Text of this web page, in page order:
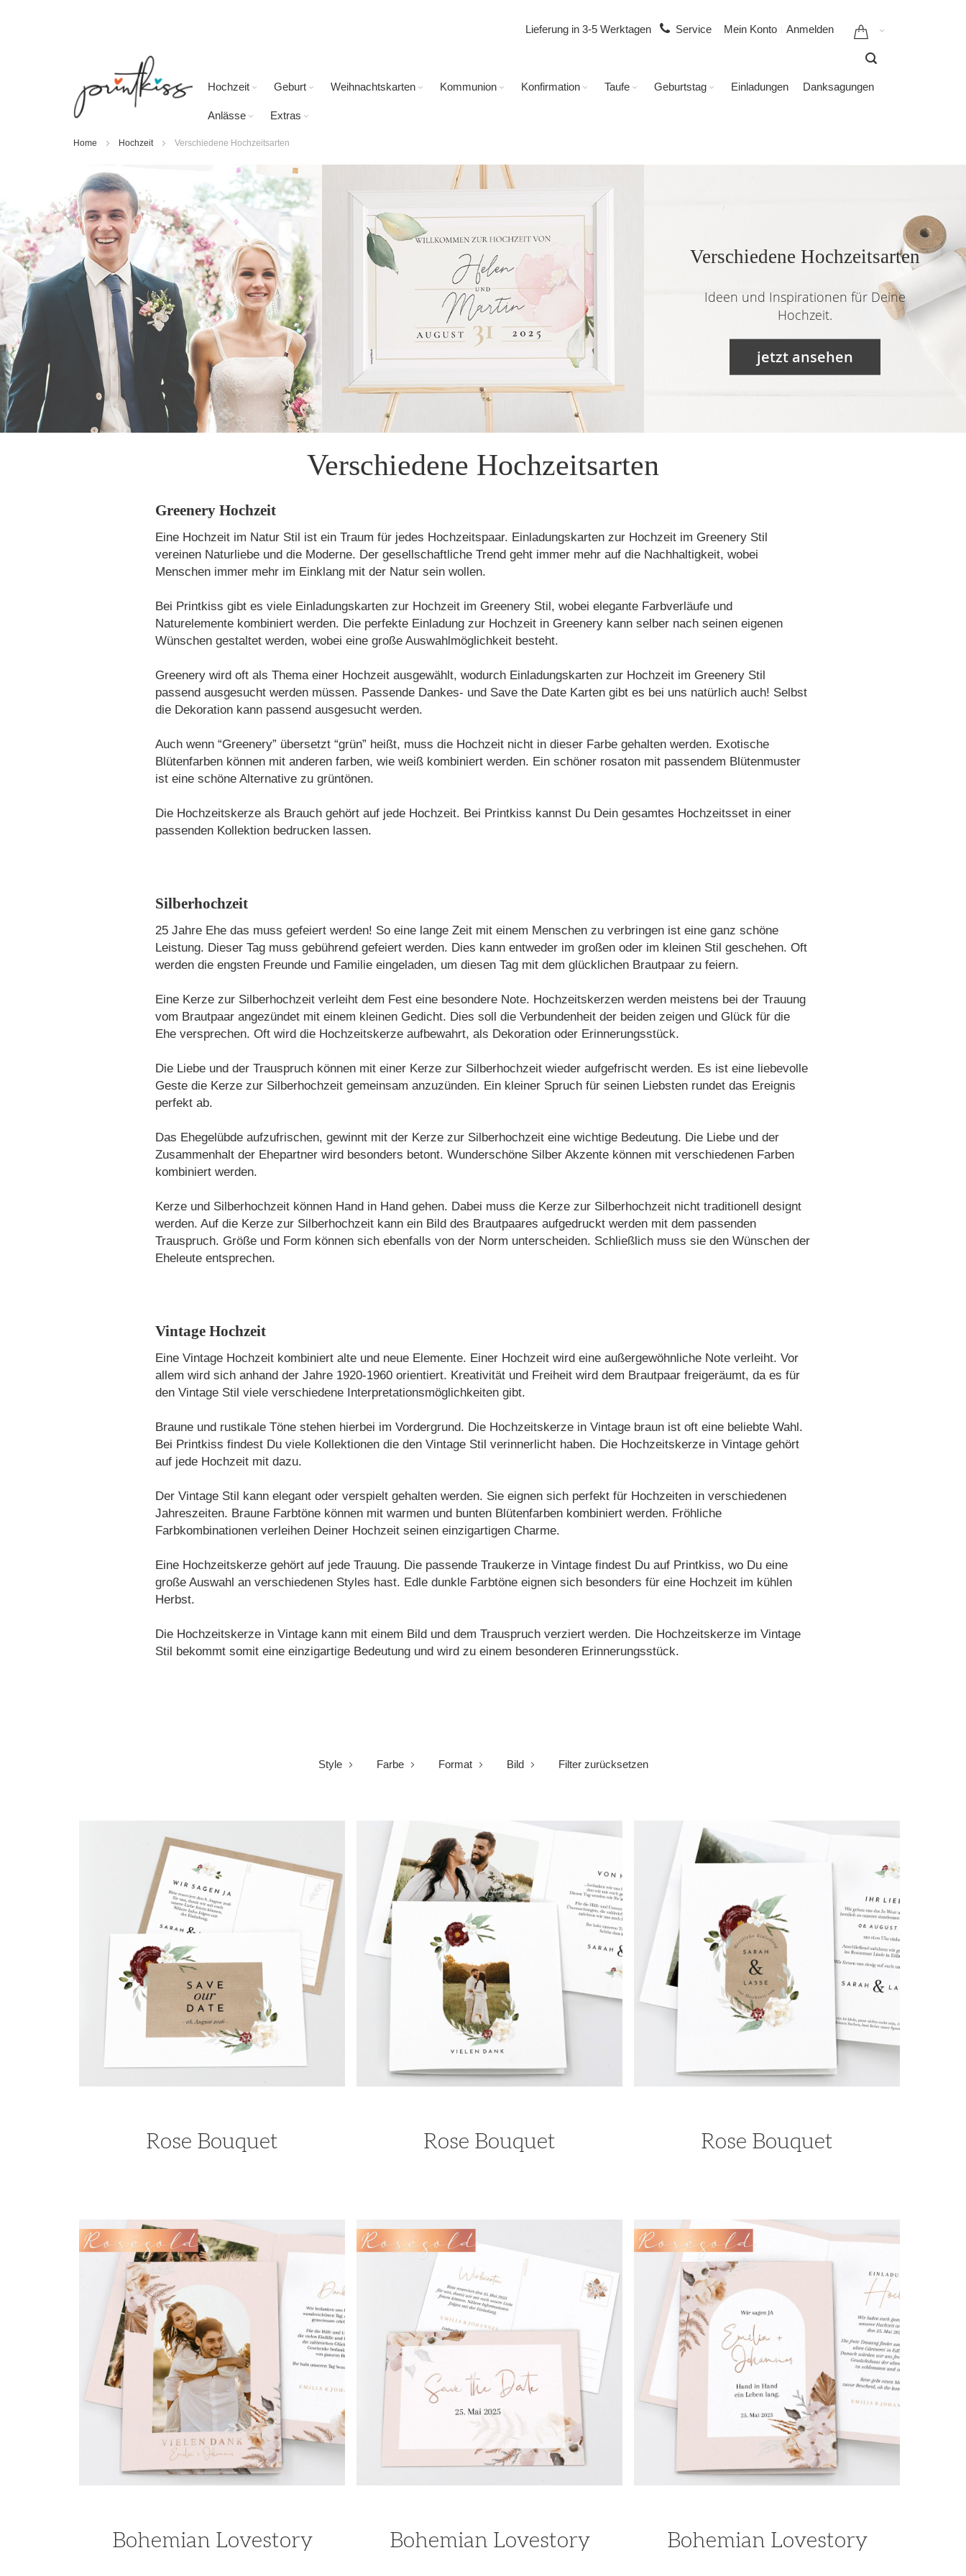
Mein Konto Anmelden
Lieferung in 3-5 Werktagen Service
Hochzeit Geburt Weihnachtskarten Kommunion Konfirmation Taufe Geburtstag Einladungen Danksagungen
Anlässe Extras
Home Hochzeit Verschiedene Hochzeitsarten
Verschiedene Hochzeitsarten
Ideen und Inspirationen für Deine
Hochzeit.
jetzt ansehen
Verschiedene Hochzeitsarten
Greenery Hochzeit
Eine Hochzeit im Natur Stil ist ein Traum für jedes Hochzeitspaar. Einladungskarten zur Hochzeit im Greenery Stil
vereinen Naturliebe und die Moderne. Der gesellschaftliche Trend geht immer mehr auf die Nachhaltigkeit, wobei
Menschen immer mehr im Einklang mit der Natur sein wollen.
Bei Printkiss gibt es viele Einladungskarten zur Hochzeit im Greenery Stil, wobei elegante Farbverläufe und
Naturelemente kombiniert werden. Die perfekte Einladung zur Hochzeit in Greenery kann selber nach seinen eigenen
Wünschen gestaltet werden, wobei eine große Auswahlmöglichkeit besteht.
Greenery wird oft als Thema einer Hochzeit ausgewählt, wodurch Einladungskarten zur Hochzeit im Greenery Stil
passend ausgesucht werden müssen. Passende Dankes- und Save the Date Karten gibt es bei uns natürlich auch! Selbst
die Dekoration kann passend ausgesucht werden.
Auch wenn “Greenery” übersetzt “grün” heißt, muss die Hochzeit nicht in dieser Farbe gehalten werden. Exotische
Blütenfarben können mit anderen farben, wie weiß kombiniert werden. Ein schöner rosaton mit passendem Blütenmuster
ist eine schöne Alternative zu grüntönen.
Die Hochzeitskerze als Brauch gehört auf jede Hochzeit. Bei Printkiss kannst Du Dein gesamtes Hochzeitsset in einer
passenden Kollektion bedrucken lassen.
Silberhochzeit
25 Jahre Ehe das muss gefeiert werden! So eine lange Zeit mit einem Menschen zu verbringen ist eine ganz schöne
Leistung. Dieser Tag muss gebührend gefeiert werden. Dies kann entweder im großen oder im kleinen Stil geschehen. Oft
werden die engsten Freunde und Familie eingeladen, um diesen Tag mit dem glücklichen Brautpaar zu feiern.
Eine Kerze zur Silberhochzeit verleiht dem Fest eine besondere Note. Hochzeitskerzen werden meistens bei der Trauung
vom Brautpaar angezündet mit einem kleinen Gedicht. Dies soll die Verbundenheit der beiden zeigen und Glück für die
Ehe versprechen. Oft wird die Hochzeitskerze aufbewahrt, als Dekoration oder Erinnerungsstück.
Die Liebe und der Trauspruch können mit einer Kerze zur Silberhochzeit wieder aufgefrischt werden. Es ist eine liebevolle
Geste die Kerze zur Silberhochzeit gemeinsam anzuzünden. Ein kleiner Spruch für seinen Liebsten rundet das Ereignis
perfekt ab.
Das Ehegelübde aufzufrischen, gewinnt mit der Kerze zur Silberhochzeit eine wichtige Bedeutung. Die Liebe und der
Zusammenhalt der Ehepartner wird besonders betont. Wunderschöne Silber Akzente können mit verschiedenen Farben
kombiniert werden.
Kerze und Silberhochzeit können Hand in Hand gehen. Dabei muss die Kerze zur Silberhochzeit nicht traditionell designt
werden. Auf die Kerze zur Silberhochzeit kann ein Bild des Brautpaares aufgedruckt werden mit dem passenden
Trauspruch. Größe und Form können sich ebenfalls von der Norm unterscheiden. Schließlich muss sie den Wünschen der
Eheleute entsprechen.
Vintage Hochzeit
Eine Vintage Hochzeit kombiniert alte und neue Elemente. Einer Hochzeit wird eine außergewöhnliche Note verleiht. Vor
allem wird sich anhand der Jahre 1920-1960 orientiert. Kreativität und Freiheit wird dem Brautpaar freigeräumt, da es für
den Vintage Stil viele verschiedene Interpretationsmöglichkeiten gibt.
Braune und rustikale Töne stehen hierbei im Vordergrund. Die Hochzeitskerze in Vintage braun ist oft eine beliebte Wahl.
Bei Printkiss findest Du viele Kollektionen die den Vintage Stil verinnerlicht haben. Die Hochzeitskerze in Vintage gehört
auf jede Hochzeit mit dazu.
Der Vintage Stil kann elegant oder verspielt gehalten werden. Sie eignen sich perfekt für Hochzeiten in verschiedenen
Jahreszeiten. Braune Farbtöne können mit warmen und bunten Blütenfarben kombiniert werden. Fröhliche
Farbkombinationen verleihen Deiner Hochzeit seinen einzigartigen Charme.
Eine Hochzeitskerze gehört auf jede Trauung. Die passende Traukerze in Vintage findest Du auf Printkiss, wo Du eine
große Auswahl an verschiedenen Styles hast. Edle dunkle Farbtöne eignen sich besonders für eine Hochzeit im kühlen
Herbst.
Die Hochzeitskerze in Vintage kann mit einem Bild und dem Trauspruch verziert werden. Die Hochzeitskerze im Vintage
Stil bekommt somit eine einzigartige Bedeutung und wird zu einem besonderen Erinnerungsstück.
Style Farbe Format Bild Filter zurücksetzen
Rose Bouquet Rose Bouquet Rose Bouquet
Bohemian Lovestory Bohemian Lovestory Bohemian Lovestory